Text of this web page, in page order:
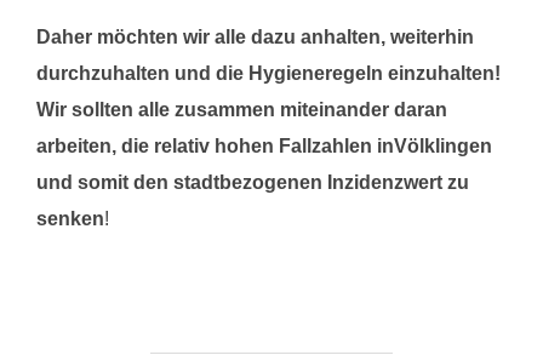
Daher möchten wir alle dazu anhalten, weiterhin
durchzuhalten und die Hygieneregeln einzuhalten!
Wir sollten alle zusammen miteinander daran
arbeiten, die relativ hohen Fallzahlen inVölklingen
und somit den stadtbezogenen Inzidenzwert zu
senken!